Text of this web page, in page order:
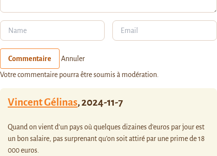
Commentaire Annuler
Votre commentaire pourra être soumis à modération.
Vincent Gélinas,2024-11-7
Quand on vient d’un pays où quelques dizaines d’euros par jour est
un bon salaire, pas surprenant qu’on soit attiré par une prime de 18
000 euros.